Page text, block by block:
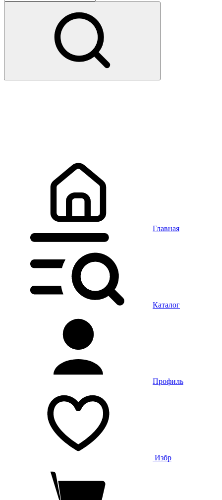
Главная
Каталог
Профиль
Избр